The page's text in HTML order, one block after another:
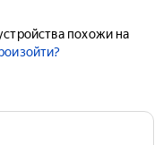
похожи на